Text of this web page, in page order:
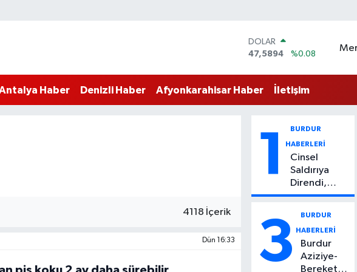
DOLAR
47,5894
%0.08
STERLİN
%0.54
BİST100
64.927,78
%1.32
Haber Denizli Haber Afyonkarahisar Haber İletişim
4118 İçerik
Dün 16:33
1 BURDUR
HABERLERİ
Cinsel
Saldırıya
Direndi,
Başından
Çocuktan
Kötü Haber!
3 BURDUR
HABERLERİ
Burdur
Aziziye-
Bereket